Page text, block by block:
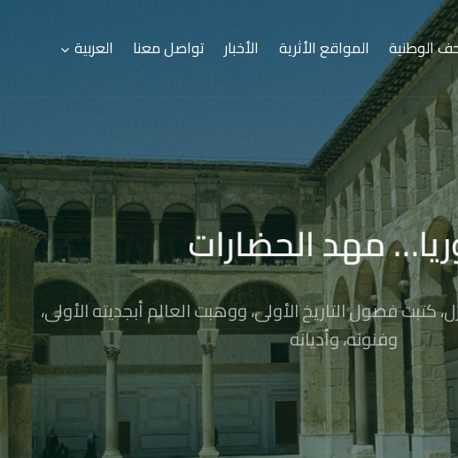
الوطنية المواقع الأثرية الأخبار تواصل معنا العربية
مهد الحضارات
كتبت فصول التاريخ الأولى، ووهبت العالم أبجديته الأولى،
وفنونه، وأديانه